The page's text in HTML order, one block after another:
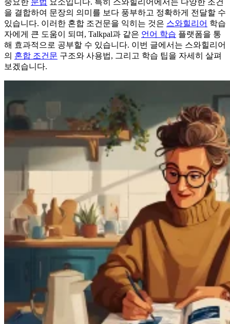
을 결합하여 문장의 의미를 보다 풍부하고 정확하게 전달할 수
있습니다. 이러한 혼합 조건문을 익히는 것은 스와힐리어 학습
자에게 큰 도움이 되며, Talkpal과 같은 언어 학습 플랫폼을 통
해 효과적으로 공부할 수 있습니다. 이번 글에서는 스와힐리어
의 혼합 조건문 구조와 사용법, 그리고 학습 팁을 자세히 살펴
보겠습니다.